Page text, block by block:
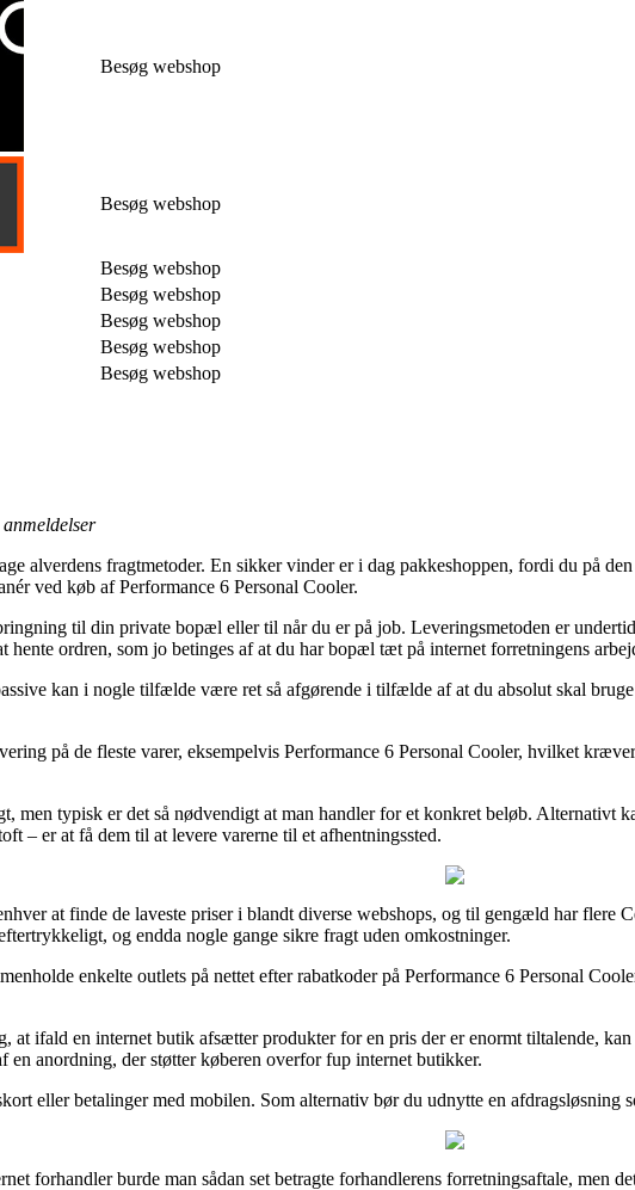
Besøg webshop
Besøg webshop
Besøg webshop
Besøg webshop
Besøg webshop
Besøg webshop
Besøg webshop
anmeldelser
alverdens fragtmetoder. En sikker vinder er i dag pakkeshoppen, fordi du på
ved køb af Performance 6 Personal Cooler.
til din private bopæl eller til når du er på job. Leveringsmetoden er
ordren, som jo betinges af at du har bopæl tæt på internet forretningens
kan i nogle tilfælde være ret så afgørende i tilfælde af at du absolut skal
på de fleste varer, eksempelvis Performance 6 Personal Cooler, hvilket
men typisk er det så nødvendigt at man handler for et konkret beløb. Alternativt
– er at få dem til at levere varerne til et afhentningssted.
at finde de laveste priser i blandt diverse webshops, og til gengæld har flere
og endda nogle gange sikre fragt uden omkostninger.
enkelte outlets på nettet efter rabatkoder på Performance 6 Personal
at ifald en internet butik afsætter produkter for en pris der er enormt tiltalende,
en anordning, der støtter køberen overfor fup internet butikker.
eller betalinger med mobilen. Som alternativ bør du udnytte en
forhandler burde man sådan set betragte forhandlerens forretningsaftale, men